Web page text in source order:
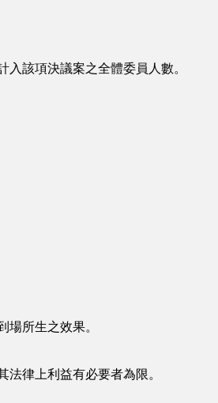
該項決議案之全體委員人數。
所生之效果。
律上利益有必要者為限。